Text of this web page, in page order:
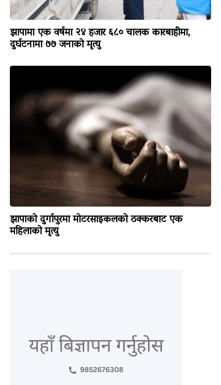
झापामा एक वर्षमा २४ हजार ६८० चालक कारबाहीमा,
दुर्घटनामा ७७ जनाको मृत्यु
झापाको दुर्गापुरमा मोटरसाइकलको ठक्करबाट एक
महिलाको मृत्यु